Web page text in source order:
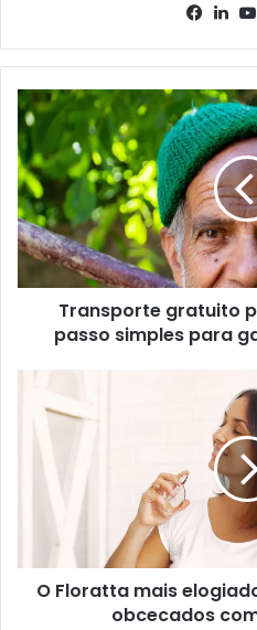
Transporte gratuito
passo simples para
O Floratta mais
obcecados